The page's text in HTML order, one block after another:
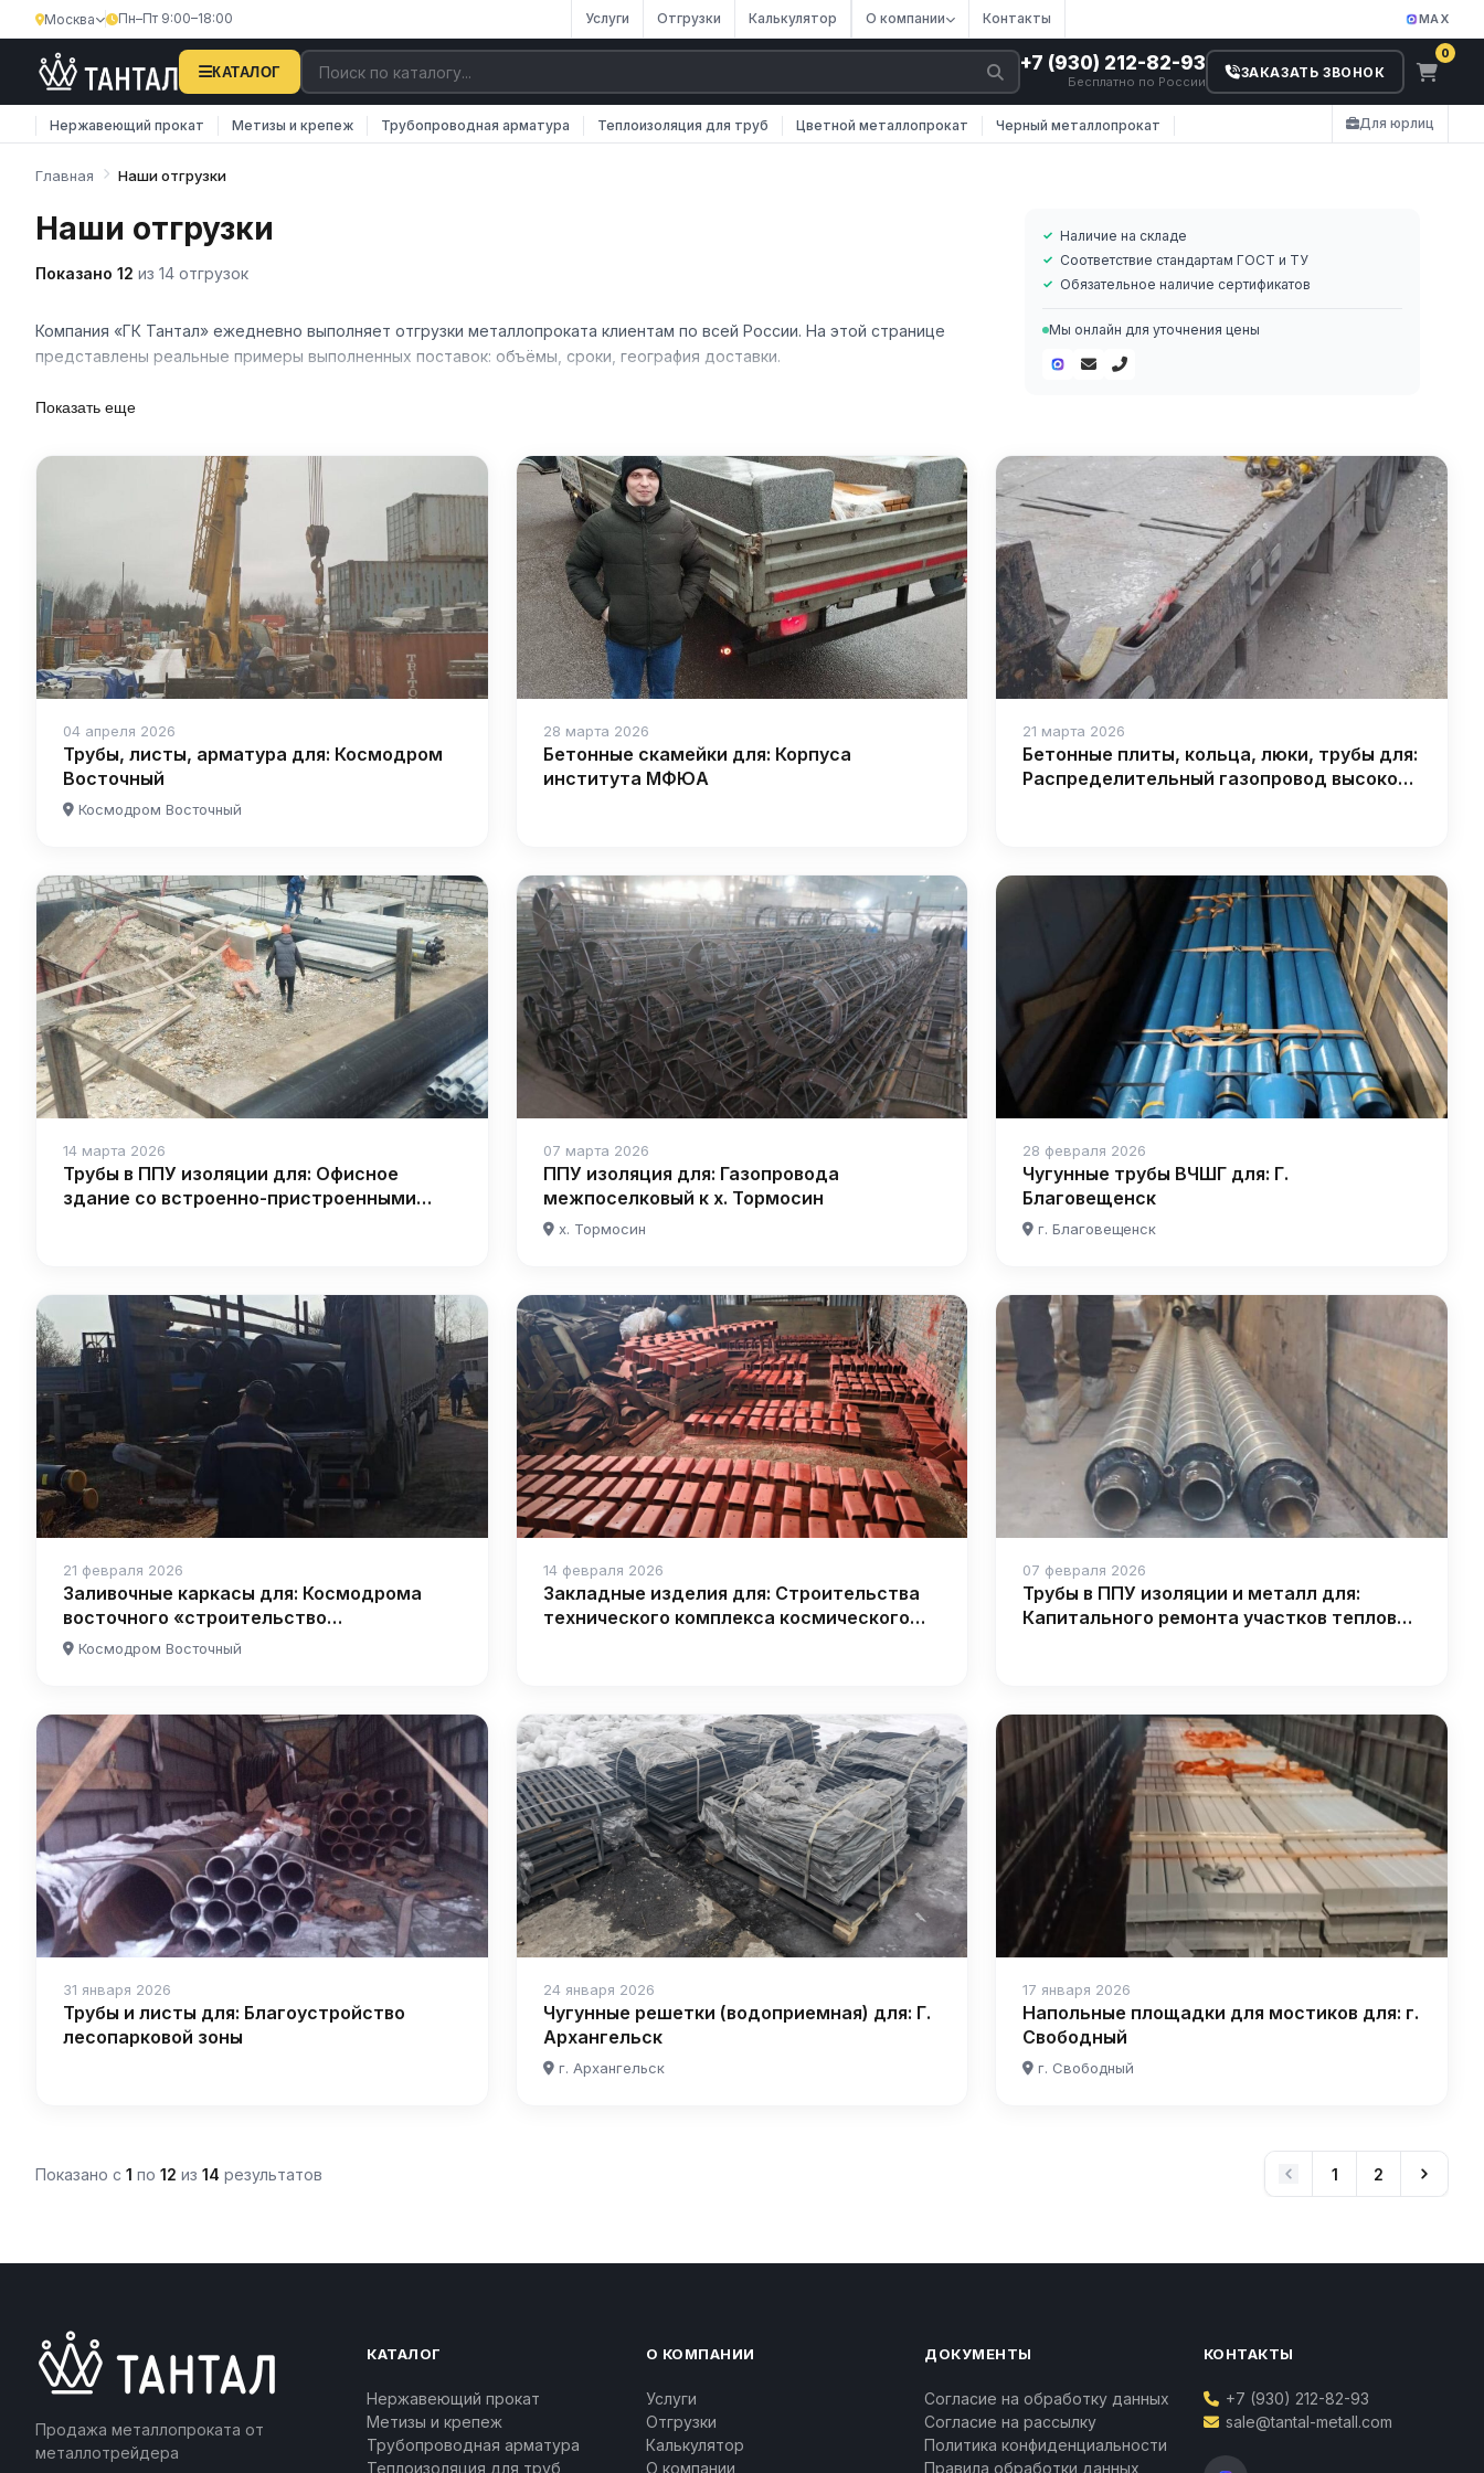
Москва Пн–Пт 9:00–18:00 Услуги Отгрузки Калькулятор О компании Контакты MAX
КАТАЛОГ +7 (930) 212-82-93
Бесплатно по России
ЗАКАЗАТЬ ЗВОНОК
0
Нержавеющий прокат Метизы и крепеж Трубопроводная арматура Теплоизоляция для труб Цветной металлопрокат Черный металлопрокат Для юрлиц
Главная Наши отгрузки
Наши отгрузки
Показано 12 из 14 отгрузок
Компания «ГК Тантал» ежедневно выполняет отгрузки металлопроката клиентам по всей России. На этой странице
представлены реальные примеры выполненных поставок: объёмы, сроки, география доставки.
— в день обращения при наличии продукции. Каждая поставка сопровождается полным комплектом документов и
Для оформления заказа свяжитесь с нашими менеджерами по телефону или через форму обратной связи на сайте.
Показать еще
Наличие на складе
Соответствие стандартам ГОСТ и ТУ
Обязательное наличие сертификатов
Мы онлайн для уточнения цены
04 апреля 2026
Трубы, листы, арматура для: Космодром
Восточный
Космодром Восточный
28 марта 2026
Бетонные скамейки для: Корпуса
института МФЮА
21 марта 2026
Бетонные плиты, кольца, люки, трубы для:
Распределительный газопровод высокого
14 марта 2026
Трубы в ППУ изоляции для: Офисное
здание со встроенно-пристроенными
07 марта 2026
ППУ изоляция для: Газопровода
межпоселковый к х. Тормосин
х. Тормосин
28 февраля 2026
Чугунные трубы ВЧШГ для: Г.
Благовещенск
г. Благовещенск
21 февраля 2026
Заливочные каркасы для: Космодрома
восточного «строительство
аэропортового комплекса»
Космодром Восточный
14 февраля 2026
Закладные изделия для: Строительства
технического комплекса космического
07 февраля 2026
Трубы в ППУ изоляции и металл для:
Капитального ремонта участков тепловой
31 января 2026
Трубы и листы для: Благоустройство
лесопарковой зоны
24 января 2026
Чугунные решетки (водоприемная) для: Г.
Архангельск
г. Архангельск
17 января 2026
Напольные площадки для мостиков для: г.
Свободный
г. Свободный
Показано с 1 по 12 из 14 результатов 1 2
Продажа металлопроката от
металлотрейдера
КАТАЛОГ
Нержавеющий прокат
Метизы и крепеж
Трубопроводная арматура
Теплоизоляция для труб
О КОМПАНИИ
Услуги
Отгрузки
Калькулятор
О компании
ДОКУМЕНТЫ
Согласие на обработку данных
Согласие на рассылку
Политика конфиденциальности
Правила обработки данных
КОНТАКТЫ
+7 (930) 212-82-93
sale@tantal-metall.com
Татьяна Воропаева
Контакты